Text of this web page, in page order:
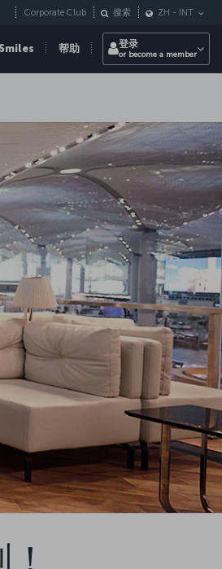
帮助
Corporate Club 搜索 ZH - INT
登录
or become a member